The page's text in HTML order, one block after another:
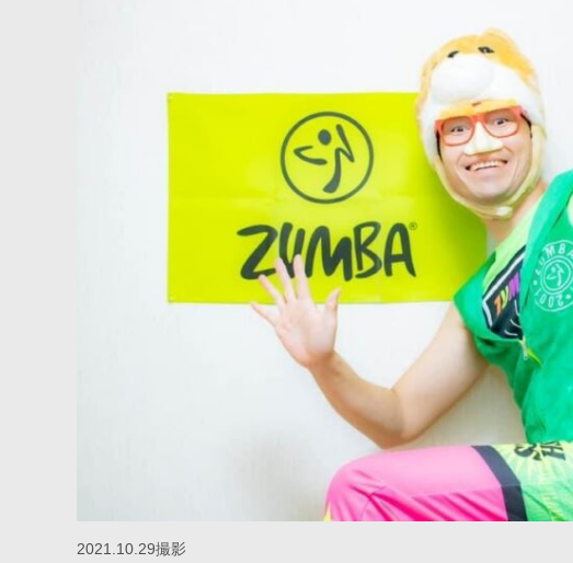
2021.10.29撮影